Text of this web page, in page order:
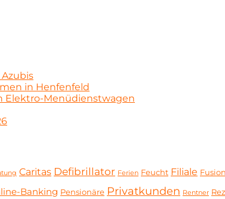
in Henfenfeld
Elektro-Menüdienstwagen
Caritas Defibrillator Ferien Feucht Filiale Fusion
Banking Pensionäre Privatkunden Rentner